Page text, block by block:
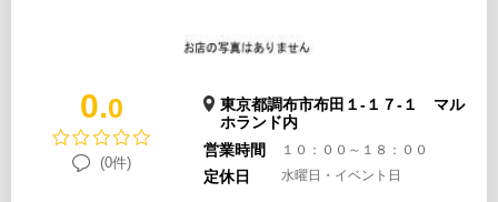
0.0
(0件)
東京都調布市布田１-１７-１ マル
ホランド内
営業時間
１０：００～１８：００
定休日 水曜日・イベント日